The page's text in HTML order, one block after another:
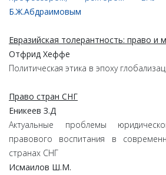
Б.Ж.Абдраимовым
Евразийская толерантность: право и
Отфрид Хеффе
Политическая этика в эпоху
Право стран СНГ
Еникеев З.Д
Актуальные проблемы
правового воспитания в
странах СНГ
Исмаилов Ш.М.